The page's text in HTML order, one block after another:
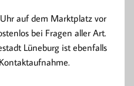
auf dem Marktplatz vor
bei Fragen aller Art.
Lüneburg ist ebenfalls